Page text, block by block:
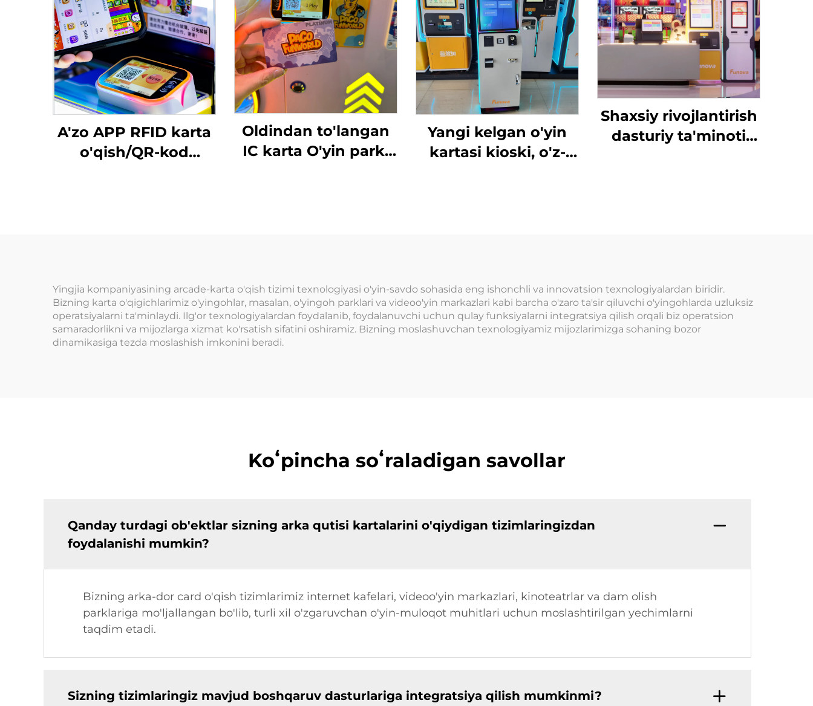
A'zo APP RFID karta
o'qish/QR-kod
Oldindan to'langan
IC karta O'yin parki
Yangi kelgan o'yin
kartasi kioski, o'z-
Shaxsiy rivojlantirish
dasturiy ta'minoti
uchun
Yingjia kompaniyasining arcade-karta o'qish tizimi texnologiyasi o'yin-savdo sohasida eng ishonchli va innovatsion texnologiyalardan biridir.
Bizning karta o'qigichlarimiz o'yingohlar, masalan, o'yingoh parklari va videoo'yin markazlari kabi barcha o'zaro ta'sir qiluvchi o'yingohlarda uzluksiz
operatsiyalarni ta'minlaydi. Ilg'or texnologiyalardan foydalanib, foydalanuvchi uchun qulay funksiyalarni integratsiya qilish orqali biz operatsion
samaradorlikni va mijozlarga xizmat ko'rsatish sifatini oshiramiz. Bizning moslashuvchan texnologiyamiz mijozlarimizga sohaning bozor
dinamikasiga tezda moslashish imkonini beradi.
Koʻpincha soʻraladigan savollar
Qanday turdagi ob'ektlar sizning arka qutisi kartalarini o'qiydigan tizimlaringizdan
foydalanishi mumkin?
Bizning arka-dor card o'qish tizimlarimiz internet kafelari, videoo'yin markazlari, kinoteatrlar va dam olish
parklariga mo'ljallangan bo'lib, turli xil o'zgaruvchan o'yin-muloqot muhitlari uchun moslashtirilgan yechimlarni
taqdim etadi.
Sizning tizimlaringiz mavjud boshqaruv dasturlariga integratsiya qilish mumkinmi?